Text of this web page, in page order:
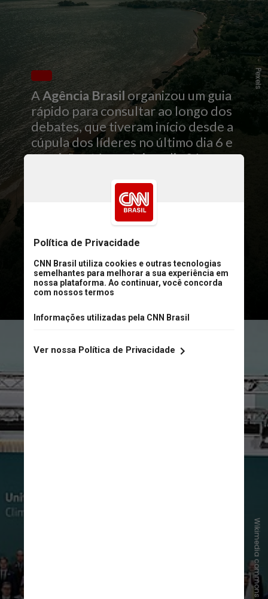
AAgência Brasil organizou um guia
rápido para consultar ao longo dos
debates, que tiveram início desde a
cúpula dos líderes no último dia 6 e
seguirão até o próximo dia 21,
conferência global para
impulsionar as ações climáticas
Pexels
Wikimedia commons